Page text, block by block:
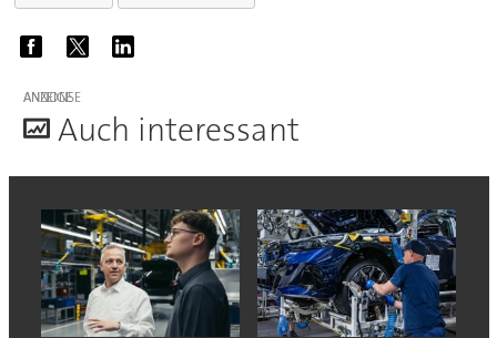
ANZEIGE
Auch interessant